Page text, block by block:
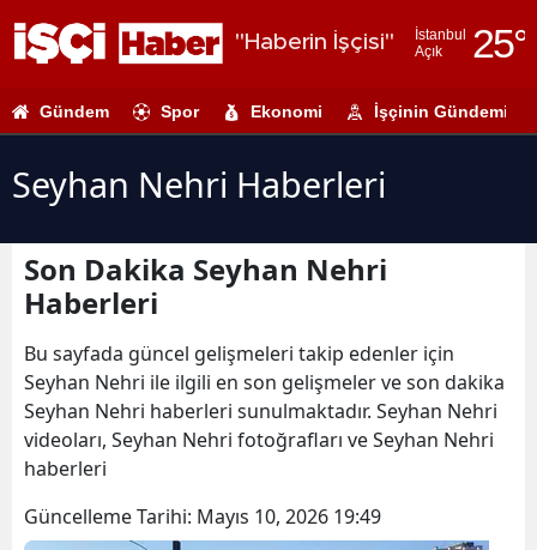
"Haberin İşçisi"
İstanbul
Açık
25°
Adıyaman
Antalya
Artvin
Gündem Spor Ekonomi İşçinin Gündemi
Seyhan Nehri Haberleri
Son Dakika Seyhan Nehri
Haberleri
Bu sayfada güncel gelişmeleri takip edenler için
Seyhan Nehri ile ilgili en son gelişmeler ve son dakika
Seyhan Nehri haberleri sunulmaktadır. Seyhan Nehri
videoları, Seyhan Nehri fotoğrafları ve Seyhan Nehri
haberleri
Güncelleme Tarihi: Mayıs 10, 2026 19:49